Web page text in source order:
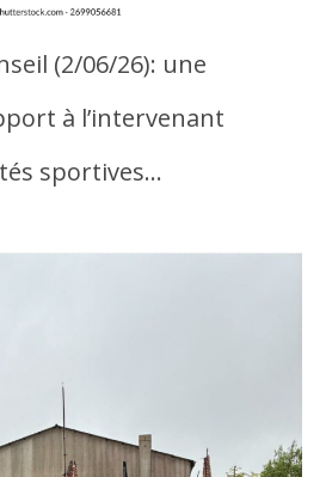
(2/06/26): une
à l’intervenant
sportives…